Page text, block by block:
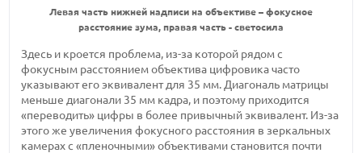
Левая часть нижней надписи на объективе – фокусное
расстояние зума, правая часть - светосила
Здесь и кроется проблема, из-за которой рядом с
фокусным расстоянием объектива цифровика часто
указывают его эквивалент для 35 мм. Диагональ матрицы
меньше диагонали 35 мм кадра, и поэтому приходится
«переводить» цифры в более привычный эквивалент. Из-за
этого же увеличения фокусного расстояния в зеркальных
камерах с «пленочными» объективами становится почти